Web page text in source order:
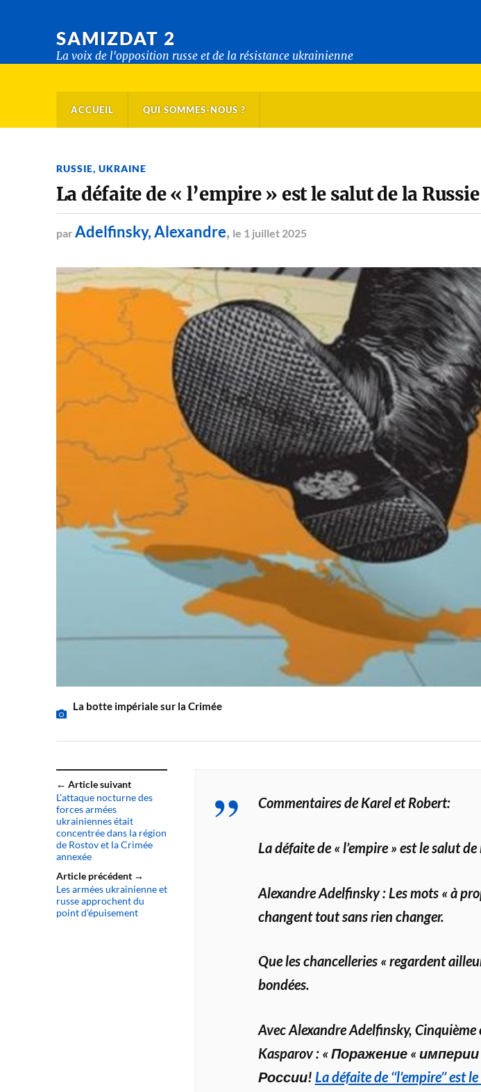
SAMIZDAT 2
La voix de l'opposition russe et de la résistance ukrainienne
ACCUEIL QUI SOMMES-NOUS ?
RUSSIE, UKRAINE
La défaite de « l’empire » est le salut de la
par Adelfinsky, Alexandre, le 1 juillet 2025
La botte impériale sur la Crimée
← Article suivant
L’attaque nocturne des
forces armées
ukrainiennes était
concentrée dans la région
de Rostov et la Crimée
annexée
Article précédent →
Les armées ukrainienne et
russe approchent du
point d’épuisement
Commentaires de Karel et Robert:
La défaite de « l’empire » est le salut de
Alexandre Adelfinsky : Les mots « à
changent tout sans rien changer.
Que les chancelleries « regardent
bondées.
Avec Alexandre Adelfinsky, Cinquième
Kasparov : « Поражение «
России! La défaite de ‘‘l’empire’’ est